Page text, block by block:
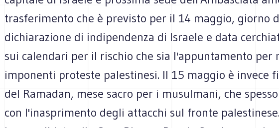
trasferimento che è previsto per il 14 maggio, giorno
dichiarazione di indipendenza di Israele e data
sui calendari per il rischio che sia l'appuntamento per
imponenti proteste palestinesi. Il 15 maggio è invece
del Ramadan, mese sacro per i musulmani, che
con l'inasprimento degli attacchi sul fronte